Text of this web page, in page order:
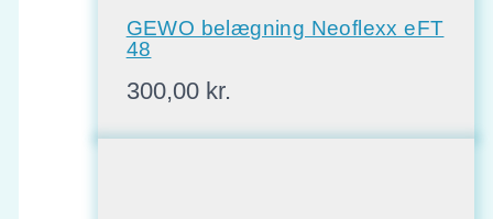
GEWO belægning Neoflexx eFT
48
300,00 kr.